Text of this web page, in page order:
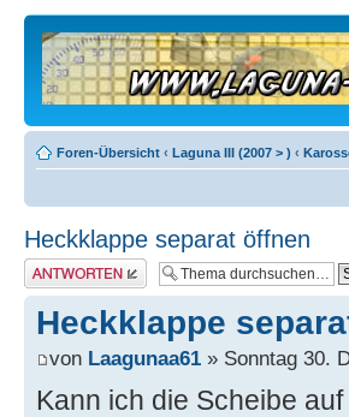
Foren-Übersicht ‹ Laguna III (2007 > ) ‹
Heckklappe separat öffnen
Antwort erstellen
Heckklappe
von Laagunaa61 » Sonntag 30.
Kann ich die Scheibe